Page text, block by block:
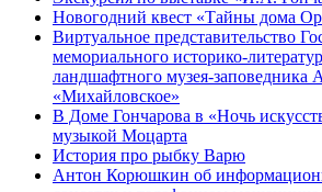
Новогодний квест «Тайны дома
Виртуальное представительство
мемориального историко-
ландшафтного музея-
«Михайловское»
В Доме Гончарова в «Ночь
музыкой Моцарта
История про рыбку Варю
Антон Корюшкин об